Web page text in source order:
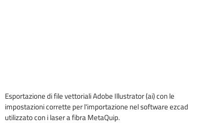
Esportazione di file vettoriali Adobe Illustrator (ai) con le
impostazioni corrette per l'importazione nel software ezcad
utilizzato con i laser a fibra MetaQuip.